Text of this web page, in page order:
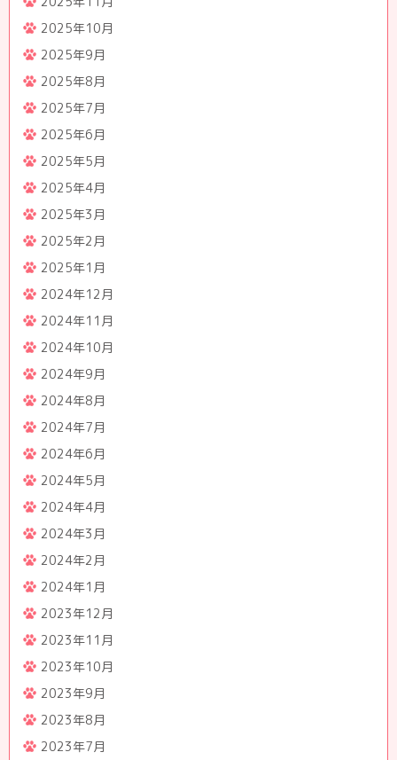
2025年10月
2025年9月
2025年8月
2025年7月
2025年6月
2025年5月
2025年4月
2025年3月
2025年2月
2025年1月
2024年12月
2024年11月
2024年10月
2024年9月
2024年8月
2024年7月
2024年6月
2024年5月
2024年4月
2024年3月
2024年2月
2024年1月
2023年12月
2023年11月
2023年10月
2023年9月
2023年8月
2023年7月